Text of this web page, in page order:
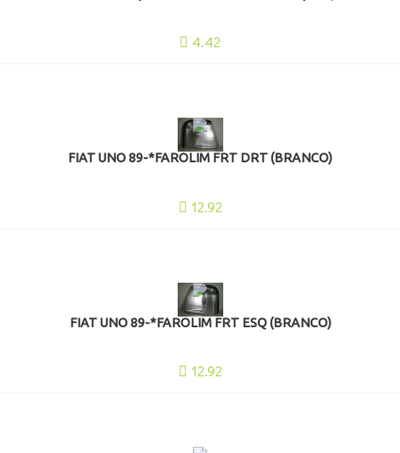
4.42
FIAT UNO 89-*FAROLIM FRT DRT (BRANCO)
12.92
FIAT UNO 89-*FAROLIM FRT ESQ (BRANCO)
12.92